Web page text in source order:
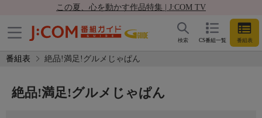
この夏、心を動かす作品特集 | J:COM TV
CS番組一覧 番組表
検索
番組表 絶品!満足!グルメじゃぱん
絶品!満足!グルメじゃぱん